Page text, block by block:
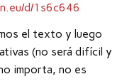
d/1s6c646
el texto y luego
(no será difícil y
importa, no es